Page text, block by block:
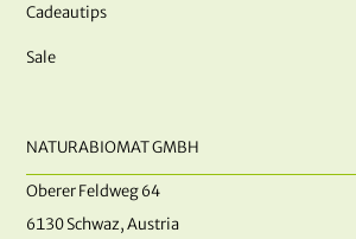
Cadeautips
Sale
NATURABIOMAT GMBH
Oberer Feldweg 64
6130 Schwaz, Austria